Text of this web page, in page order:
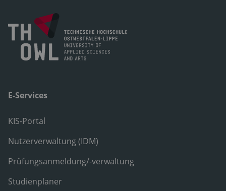
E-Services
KIS-Portal
Nutzerverwaltung (IDM)
Prüfungsanmeldung/-verwaltung
Studienplaner